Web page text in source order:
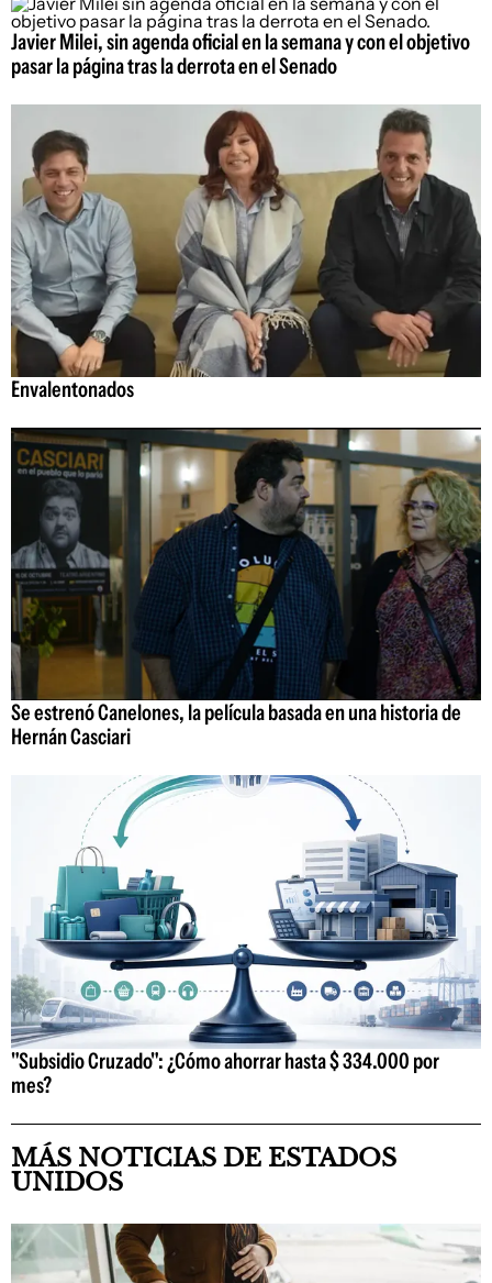
Javier Milei, sin agenda oficial en la semana y con el objetivo
pasar la página tras la derrota en el Senado
Envalentonados
Se estrenó Canelones, la película basada en una historia de
Hernán Casciari
"Subsidio Cruzado": ¿Cómo ahorrar hasta $ 334.000 por
mes?
MÁS NOTICIAS DE ESTADOS
UNIDOS